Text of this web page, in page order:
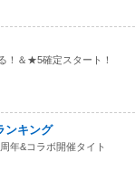
！＆★5確定スタート！
ンキング
年&コラボ開催タイト